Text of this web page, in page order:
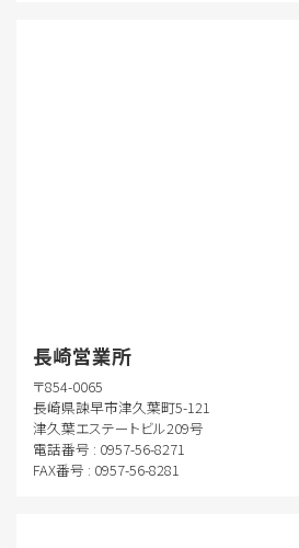
長崎営業所
〒854-0065
長崎県諫早市津久葉町5-121
津久葉エステートビル209号
電話番号 : 0957-56-8271
FAX番号 : 0957-56-8281